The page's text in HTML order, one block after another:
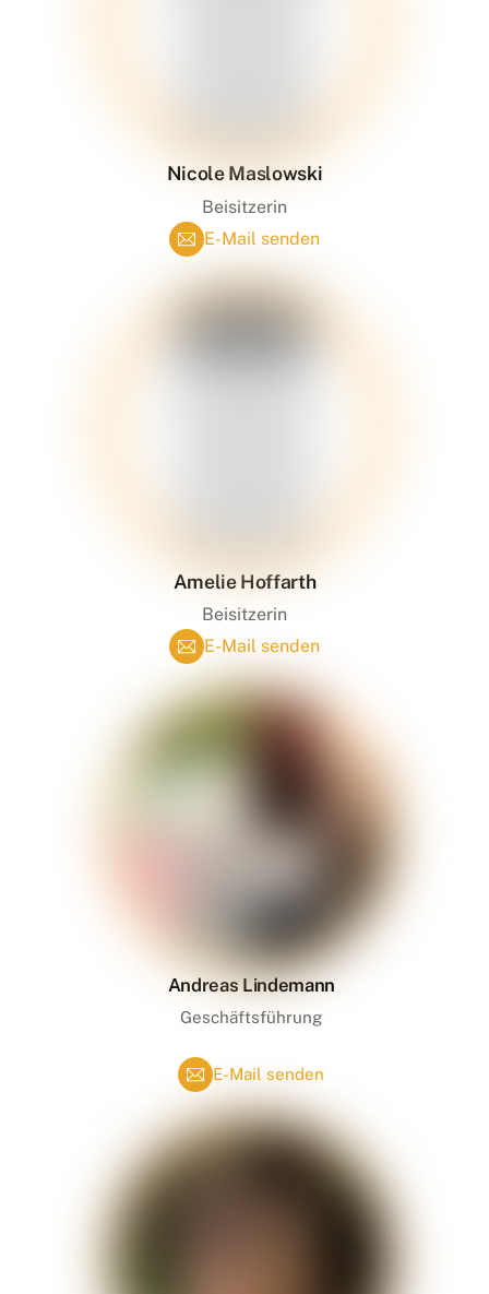
Nicole Maslowski
Beisitzerin
E-Mail senden
Amelie Hoffarth
Beisitzerin
E-Mail senden
Andreas Lindemann
Geschäftsführung
E-Mail senden